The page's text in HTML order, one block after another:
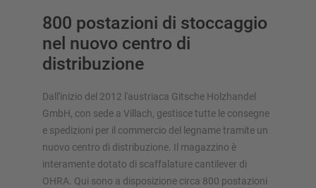
800 postazioni di stoccaggio
nel nuovo centro di
distribuzione
Dall'inizio del 2012 l'austriaca Gitsche Holzhandel
GmbH, con sede a Villach, gestisce tutte le consegne
e spedizioni per il commercio del legname tramite un
nuovo centro di distribuzione. Il magazzino è
interamente dotato di scaffalature cantilever di
OHRA. Qui sono a disposizione circa 800 postazioni